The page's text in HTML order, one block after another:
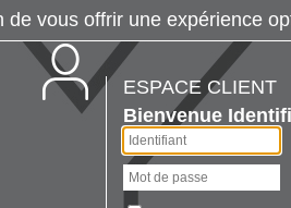
ESPACE CLIENT
Bienvenue
de vous offrir une expérience